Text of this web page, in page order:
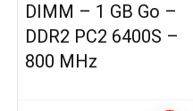
DIMM – 1 GB Go –
DDR2 PC2 6400S –
800 MHz